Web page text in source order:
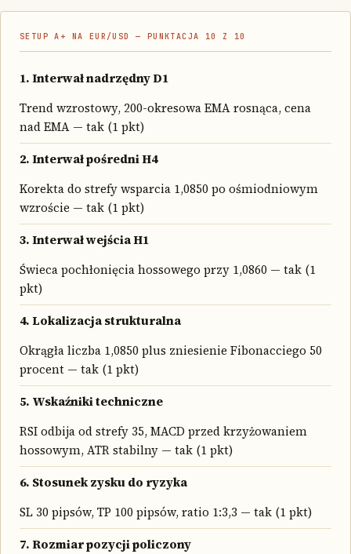
SETUP A+ NA EUR/USD — PUNKTACJA 10 Z 10
1. Interwał nadrzędny D1
Trend wzrostowy, 200-okresowa EMA rosnąca, cena
nad EMA — tak (1 pkt)
2. Interwał pośredni H4
Korekta do strefy wsparcia 1,0850 po ośmiodniowym
wzroście — tak (1 pkt)
3. Interwał wejścia H1
Świeca pochłonięcia hossowego przy 1,0860 — tak (1
pkt)
4. Lokalizacja strukturalna
Okrągła liczba 1,0850 plus zniesienie Fibonacciego 50
procent — tak (1 pkt)
5. Wskaźniki techniczne
RSI odbija od strefy 35, MACD przed krzyżowaniem
hossowym, ATR stabilny — tak (1 pkt)
6. Stosunek zysku do ryzyka
SL 30 pipsów, TP 100 pipsów, ratio 1:3,3 — tak (1 pkt)
7. Rozmiar pozycji policzony